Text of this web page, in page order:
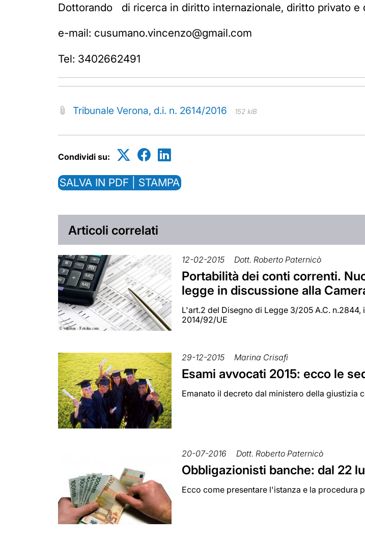
Dottorando di ricerca in diritto internazionale, diritto privato
e-mail: cusumano.vincenzo@gmail.com
Tel: 3402662491
Tribunale Verona, d.i. n. 2614/2016 152 kiB
Condividi su:
SALVA IN PDF | STAMPA
Articoli correlati
12-02-2015 Dott. Roberto Paternicò
Portabilità dei conti correnti.
legge in discussione alla
L'art.2 del Disegno di Legge 3/205 A.C.
2014/92/UE
29-12-2015 Marina Crisafi
Esami avvocati 2015: ecco le
Emanato il decreto dal ministero della giustizia
20-07-2016 Dott. Roberto Paternicò
Obbligazionisti banche: dal 22
Ecco come presentare l'istanza e la procedura